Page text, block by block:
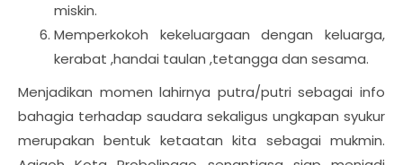
miskin.
Memperkokoh kekeluargaan dengan keluarga,
kerabat ,handai taulan ,tetangga dan sesama.
Menjadikan momen lahirnya putra/putri sebagai info
bahagia terhadap saudara sekaligus ungkapan syukur
merupakan bentuk ketaatan kita sebagai mukmin.